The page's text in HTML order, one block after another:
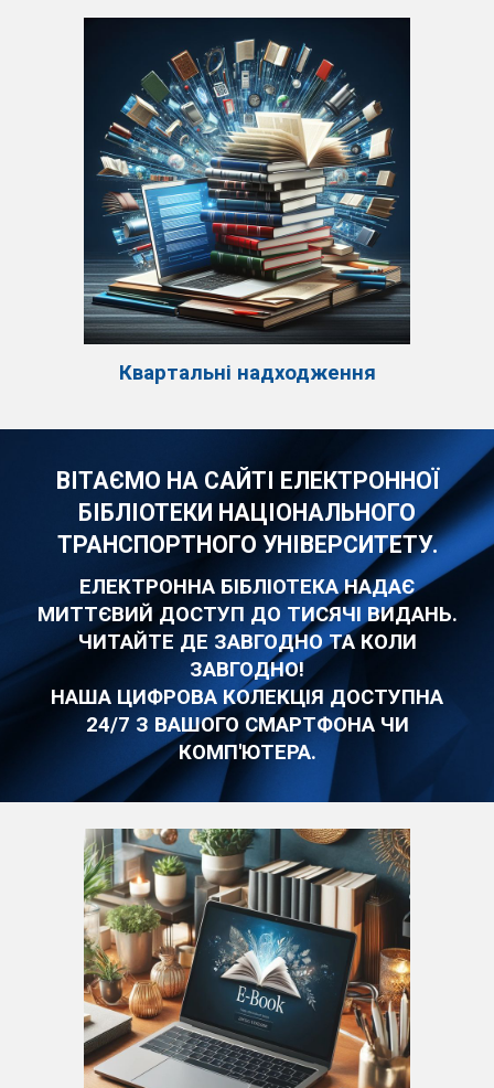
Квартальні надходження
ВІТАЄМО НА САЙТІ ЕЛЕКТРОННОЇ
БІБЛІОТЕКИ НАЦІОНАЛЬНОГО
ТРАНСПОРТНОГО УНІВЕРСИТЕТУ.
ЕЛЕКТРОННА БІБЛІОТЕКА НАДАЄ
МИТТЄВИЙ ДОСТУП ДО ТИСЯЧІ ВИДАНЬ.
ЧИТАЙТЕ ДЕ ЗАВГОДНО ТА КОЛИ
ЗАВГОДНО!
НАША ЦИФРОВА КОЛЕКЦІЯ ДОСТУПНА
24/7 З ВАШОГО СМАРТФОНА ЧИ
КОМП'ЮТЕРА.